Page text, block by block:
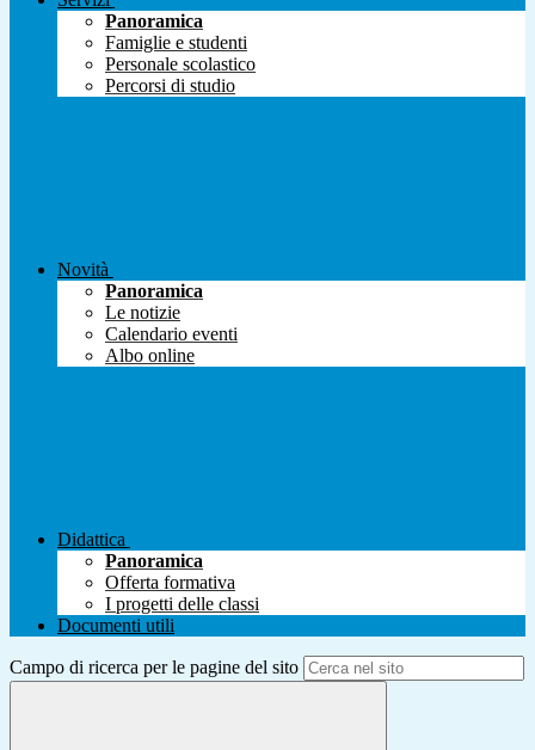
Panoramica
Famiglie e studenti
Personale scolastico
Percorsi di studio
Novità
Panoramica
Le notizie
Calendario eventi
Albo online
Didattica
Panoramica
Offerta formativa
I progetti delle classi
Documenti utili
Campo di ricerca per le pagine del sito